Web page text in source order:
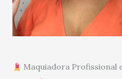
Maquiadora Profissional